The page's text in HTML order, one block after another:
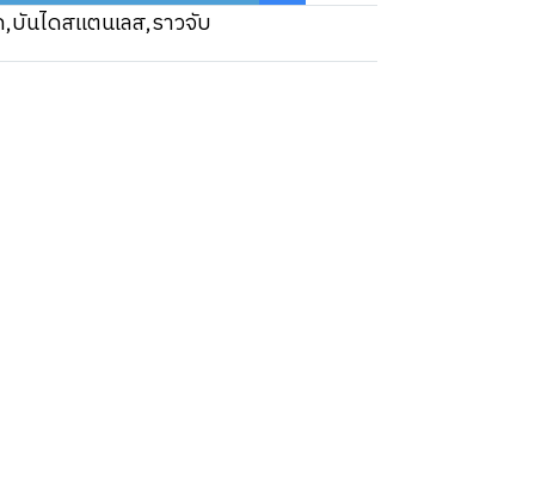
บันไดสแตนเลส,ราวจับ